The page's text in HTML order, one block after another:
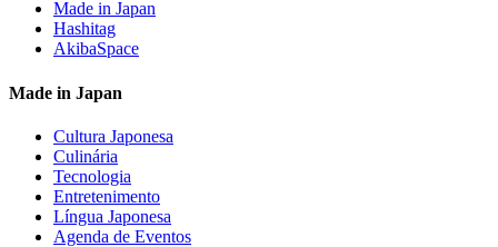
Made in Japan
Hashitag
AkibaSpace
Made in Japan
Cultura Japonesa
Culinária
Tecnologia
Entretenimento
Língua Japonesa
Agenda de Eventos